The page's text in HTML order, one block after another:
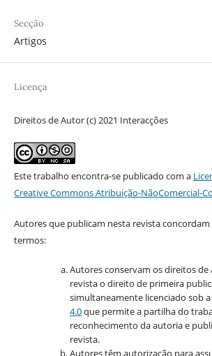
Secção
Artigos
Licença
Direitos de Autor (c) 2021 Interacções
Este trabalho encontra-se publicado com a
Creative Commons Atribuição-NãoComercial-
Autores que publicam nesta revista
termos:
Autores conservam os direitos de
revista o direito de primeira
simultaneamente licenciado sob a
4.0que permite a partilha do
reconhecimento da autoria e
revista.